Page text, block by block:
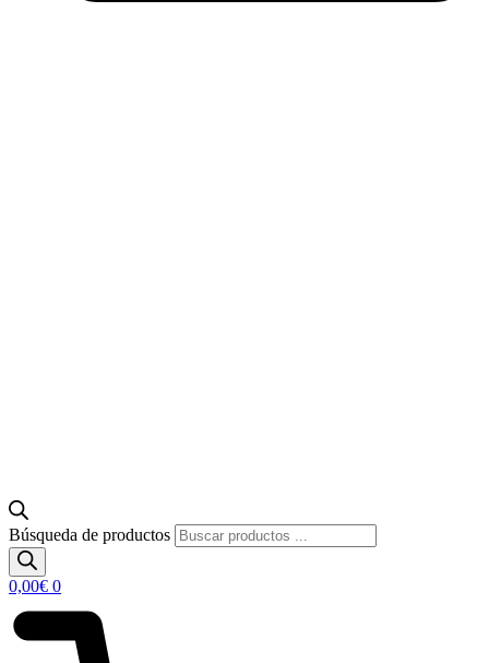
Búsqueda de productos
0,00€ 0